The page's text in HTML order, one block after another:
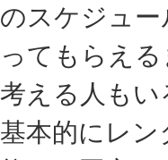
のスケジュ
ってもらえ
考える人も
基本的にレ